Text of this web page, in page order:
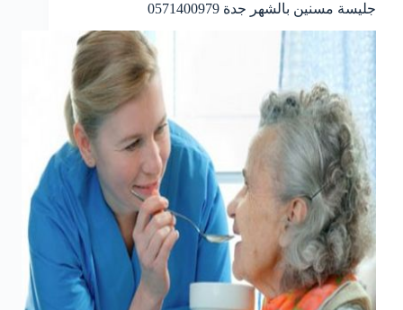
جليسة مسنين بالشهر جدة 0571400979